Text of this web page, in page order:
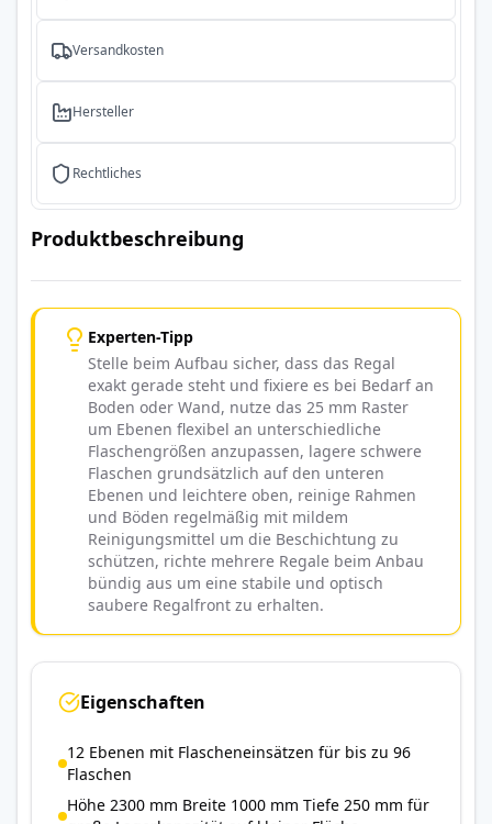
Versandkosten
Hersteller
Rechtliches
Produktbeschreibung
Experten-Tipp
Stelle beim Aufbau sicher, dass das Regal
exakt gerade steht und fixiere es bei Bedarf an
Boden oder Wand, nutze das 25 mm Raster
um Ebenen flexibel an unterschiedliche
Flaschengrößen anzupassen, lagere schwere
Flaschen grundsätzlich auf den unteren
Ebenen und leichtere oben, reinige Rahmen
und Böden regelmäßig mit mildem
Reinigungsmittel um die Beschichtung zu
schützen, richte mehrere Regale beim Anbau
bündig aus um eine stabile und optisch
saubere Regalfront zu erhalten.
Eigenschaften
12 Ebenen mit Flascheneinsätzen für bis zu 96
Flaschen
Höhe 2300 mm Breite 1000 mm Tiefe 250 mm für